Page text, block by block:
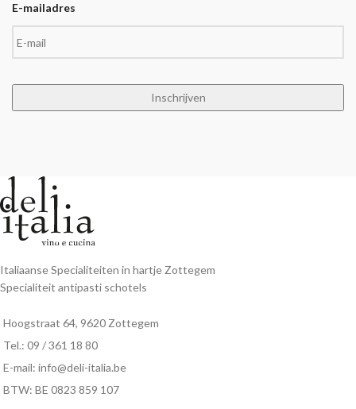
E-mailadres
Italiaanse Specialiteiten in hartje Zottegem
Specialiteit antipasti schotels
Hoogstraat 64, 9620 Zottegem
Tel.: 09 / 361 18 80
E-mail: info@deli-italia.be
BTW: BE 0823 859 107